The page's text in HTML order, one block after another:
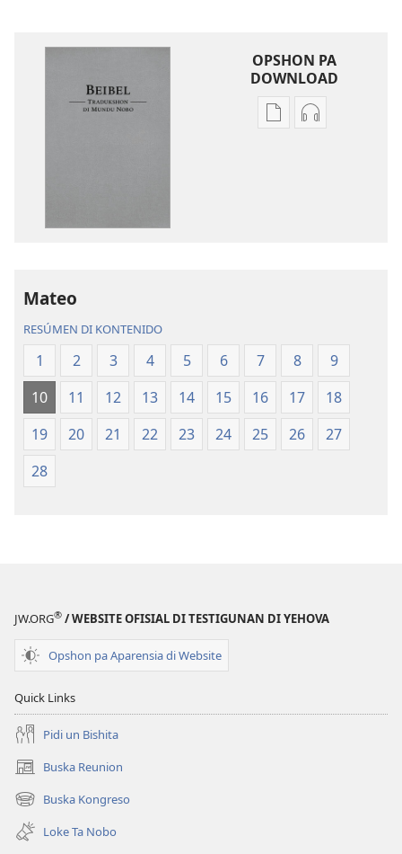
OPSHON PA
DOWNLOAD
OpshonOpshon
Mateo
RESÚMEN DI KONTENIDO
1 2 3 4 5 6 7 8
9
10
11 12 13 14 15 16 17
18
19
20 21 22 23 24 25 26
27
28
JW.ORG® / WEBSITE OFISIAL DI TESTIGUNAN DI YEHOVA
Opshon pa Aparensia di Website
Quick Links
Pidi un Bishita
Buska Reunion
(opens
new
window)
Buska Kongreso
(opens
new
window)
Loke Ta Nobo